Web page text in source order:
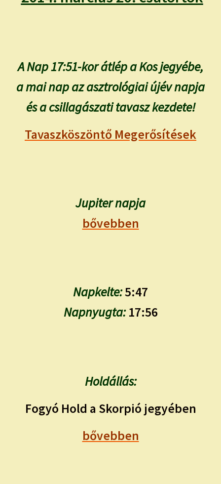
IRATKOZZ FEL A VIDEÓ CSATORNÁNKRA!
TAROT ELEMZÉS MEGRENDELÉSE LIMITÁLT!
AJÁNDÉKOKKAL!
A Nap 17:51-kor átlép a Kos jegyébe,
a mai nap az asztrológiai újév napja
és a csillagászati tavasz kezdete!
Tavaszköszöntő Megerősítések
Jupiter napja
bővebben
Napkelte:5:47
Napnyugta:17:56
Holdállás:
Fogyó Hold a Skorpió jegyében
bővebben